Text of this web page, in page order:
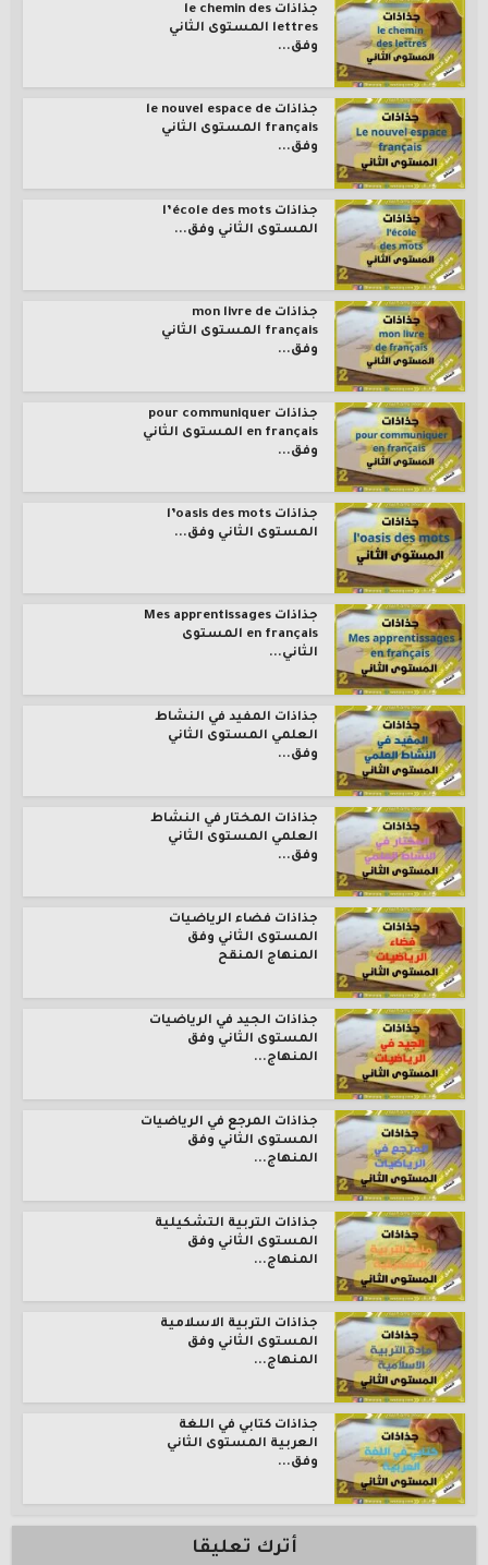
جذاذات le chemin des
lettres المستوى الثاني
وفق...
جذاذات le nouvel espace de
français المستوى الثاني
وفق...
جذاذات l’école des mots
المستوى الثاني وفق...
جذاذات mon livre de
français المستوى الثاني
وفق...
جذاذات pour communiquer
en français المستوى الثاني
وفق...
جذاذات l’oasis des mots
المستوى الثاني وفق...
جذاذات Mes apprentissages
en français المستوى
الثاني...
جذاذات المفيد في النشاط
العلمي المستوى الثاني
وفق...
جذاذات المختار في النشاط
العلمي المستوى الثاني
وفق...
جذاذات فضاء الرياضيات
المستوى الثاني وفق
المنهاج المنقح
جذاذات الجيد في الرياضيات
المستوى الثاني وفق
المنهاج...
جذاذات المرجع في الرياضيات
المستوى الثاني وفق
المنهاج...
جذاذات التربية التشكيلية
المستوى الثاني وفق
المنهاج...
جذاذات التربية الاسلامية
المستوى الثاني وفق
المنهاج...
جذاذات كتابي في اللغة
العربية المستوى الثاني
وفق...
أترك تعليقا